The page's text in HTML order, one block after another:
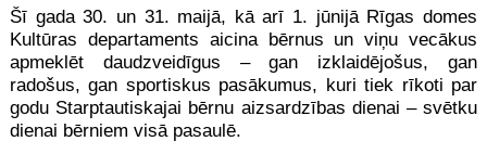
Šī gada 30. un 31. maijā, kā arī 1. jūnijā Rīgas domes
Kultūras departaments aicina bērnus un viņu vecākus
apmeklēt daudzveidīgus – gan izklaidējošus, gan
radošus, gan sportiskus pasākumus, kuri tiek rīkoti par
godu Starptautiskajai bērnu aizsardzības dienai – svētku
dienai bērniem visā pasaulē.